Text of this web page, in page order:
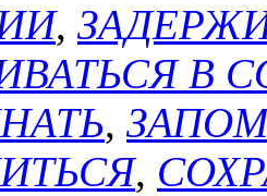
,
В
,
,